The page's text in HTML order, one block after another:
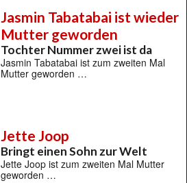
Jasmin Tabatabai ist wieder
Mutter geworden
Tochter Nummer zwei ist da
Jasmin Tabatabai ist zum zweiten Mal
Mutter geworden …
Jette Joop
Bringt einen Sohn zur Welt
Jette Joop ist zum zweiten Mal Mutter
geworden …